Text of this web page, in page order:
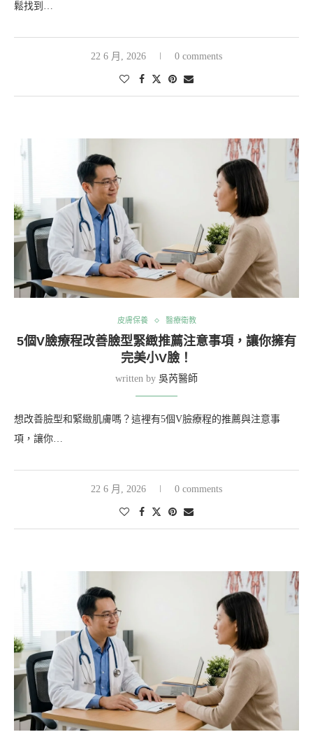
鬆找到…
22 6 月, 2026 0 comments
皮膚保養 醫療衛教
5個V臉療程改善臉型緊緻推薦注意事項，讓你擁有
完美小V臉！
written by 吳芮醫師
想改善臉型和緊緻肌膚嗎？這裡有5個V臉療程的推薦與注意事
項，讓你…
22 6 月, 2026 0 comments